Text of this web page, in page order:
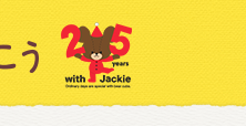
紹介